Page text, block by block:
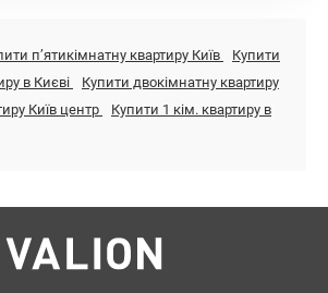
пʼятикімнатну квартиру Київ
Купити
в Києві
Купити двокімнатну квартиру
Київ центр
Купити 1 кім. квартиру в